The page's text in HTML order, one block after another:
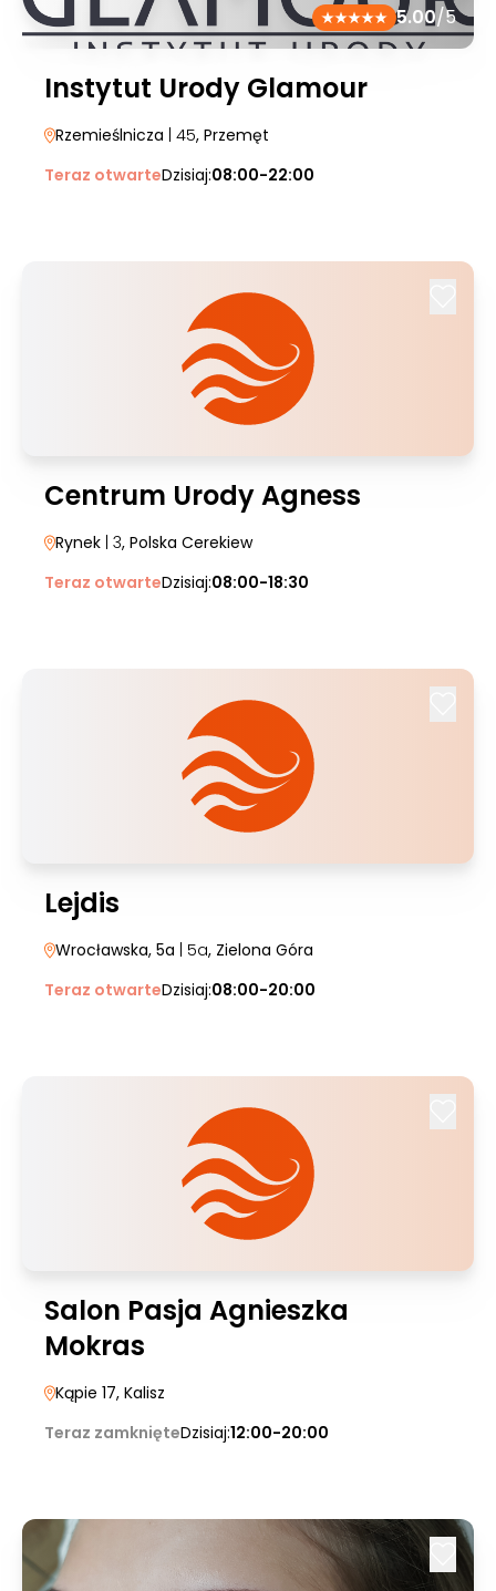
5.00/5
Instytut Urody Glamour
Rzemieślnicza | 45, Przemęt
Teraz otwarteDzisiaj:08:00-22:00
Centrum Urody Agness
Rynek | 3, Polska Cerekiew
Teraz otwarteDzisiaj:08:00-18:30
Lejdis
Wrocławska, 5a | 5a, Zielona Góra
Teraz otwarteDzisiaj:08:00-20:00
Salon Pasja Agnieszka
Mokras
Kąpie 17, Kalisz
Teraz zamknięteDzisiaj:12:00-20:00